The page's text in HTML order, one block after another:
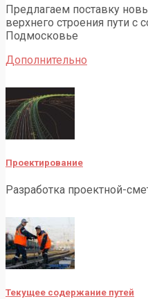
Предлагаем поставку
верхнего строения пути с
Подмосковье
Дополнительно
Проектирование
Разработка проектной-
Текущее содержание путей